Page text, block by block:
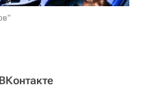
ВКонтакте